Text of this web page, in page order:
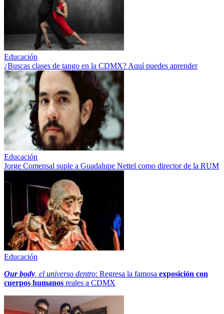
Educación
¿Buscas clases de tango en la CDMX? Aquí puedes aprender
Educación
Jorge Comensal suple a Guadalupe Nettel como director de la RUM
Educación
Our body , el universo dentro: Regresa la famosa exposición con
cuerpos humanos reales a CDMX